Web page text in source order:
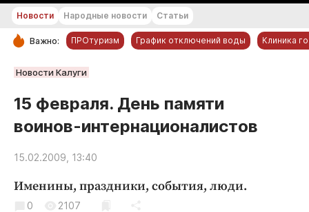
РУБРИКИ
Новости компаний
Статьи
Народные новости
Благоустройство
Новости Народные новости Статьи
Важно: ПРОтуризм График отключений воды Клиника
Новости Калуги
15 февраля. День памяти
воинов-интернационалистов
15.02.2009, 13:40
Именины, праздники, события, люди.
0 2107